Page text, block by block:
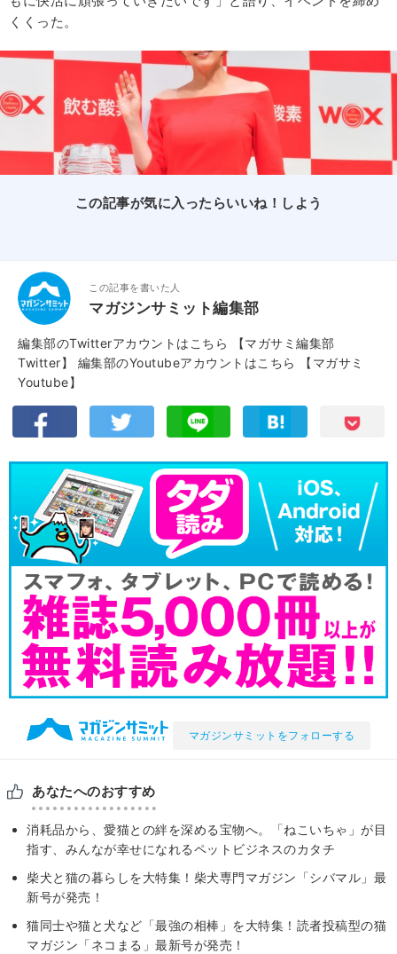
くくった。
この記事が気に入ったらいいね！しよう
この記事を書いた人
マガジンサミット編集部
編集部のTwitterアカウントはこちら
【マガサミ編集部
Twitter】
編集部のYoutubeアカウントはこちら
【マガサミ
Youtube】
マガジンサミットをフォローする
あなたへのおすすめ
​​消耗品から、愛猫との絆を深める宝物へ。「ねこいちゃ」が目
指す、みんなが幸せになれるペットビジネスのカタチ​
柴犬と猫の暮らしを大特集！柴犬専門マガジン「シバマル」最
新号が発売！
猫同士や猫と犬など「最強の相棒」を大特集！読者投稿型の猫
マガジン「ネコまる」最新号が発売！